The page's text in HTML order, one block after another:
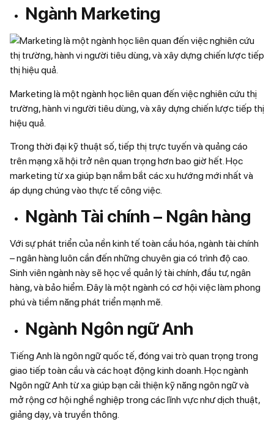
Ngành Marketing
Marketing là một ngành học liên quan đến việc nghiên cứu thị
trường, hành vi người tiêu dùng, và xây dựng chiến lược tiếp thị
hiệu quả.
Trong thời đại kỹ thuật số, tiếp thị trực tuyến và quảng cáo
trên mạng xã hội trở nên quan trọng hơn bao giờ hết. Học
marketing từ xa giúp bạn nắm bắt các xu hướng mới nhất và
áp dụng chúng vào thực tế công việc.
Ngành Tài chính – Ngân hàng
Với sự phát triển của nền kinh tế toàn cầu hóa, ngành tài chính
– ngân hàng luôn cần đến những chuyên gia có trình độ cao.
Sinh viên ngành này sẽ học về quản lý tài chính, đầu tư, ngân
hàng, và bảo hiểm. Đây là một ngành có cơ hội việc làm phong
phú và tiềm năng phát triển mạnh mẽ.
Ngành Ngôn ngữ Anh
Tiếng Anh là ngôn ngữ quốc tế, đóng vai trò quan trọng trong
giao tiếp toàn cầu và các hoạt động kinh doanh. Học ngành
Ngôn ngữ Anh từ xa giúp bạn cải thiện kỹ năng ngôn ngữ và
mở rộng cơ hội nghề nghiệp trong các lĩnh vực như dịch thuật,
giảng dạy, và truyền thông.